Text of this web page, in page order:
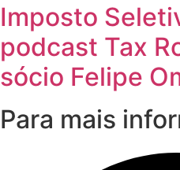
Imposto
podcast Tax
sócio Felipe
Para mais